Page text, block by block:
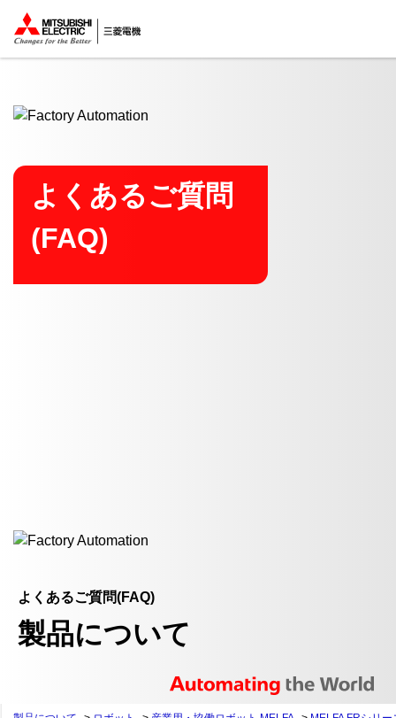
ここから本文
よくあるご質問
(FAQ)
よくあるご質問(FAQ)
製品について